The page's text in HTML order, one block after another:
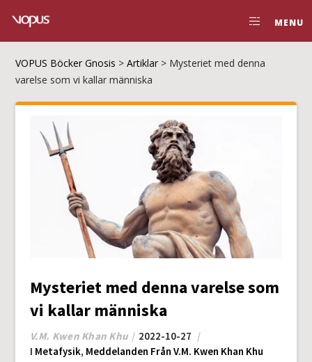
MENU
VOPUS Böcker Gnosis >Artiklar > Mysteriet med denna
varelse som vi kallar människa
Mysteriet med denna varelse som
vi kallar människa
V.M. Kwen Khan Khu
2022-10-27
I Metafysik, Meddelanden Från V.M. Kwen Khan Khu